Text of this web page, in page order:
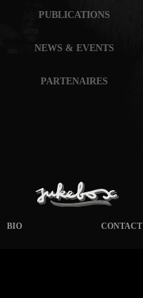
PUBLICATIONS
NEWS & EVENTS
PARTENAIRES
CONTACT
BIO